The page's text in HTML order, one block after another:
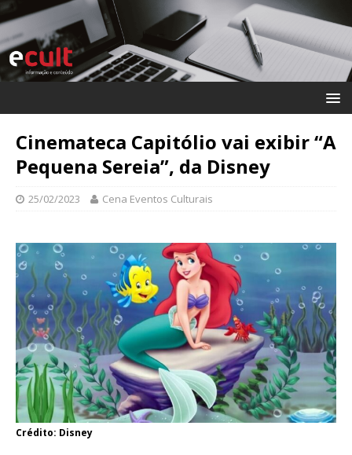
Cinemateca Capitólio vai exibir “A
Pequena Sereia”, da Disney
25/02/2023 Cena Eventos Culturais
Crédito: Disney